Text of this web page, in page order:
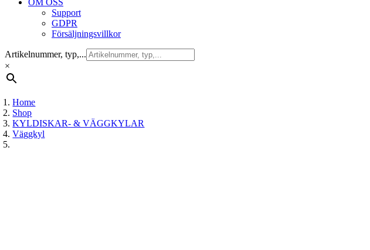
OM OSS
Support
GDPR
Försäljningsvillkor
Artikelnummer, typ,...
×
Home
Shop
KYLDISKAR- & VÄGGKYLAR
Väggkyl